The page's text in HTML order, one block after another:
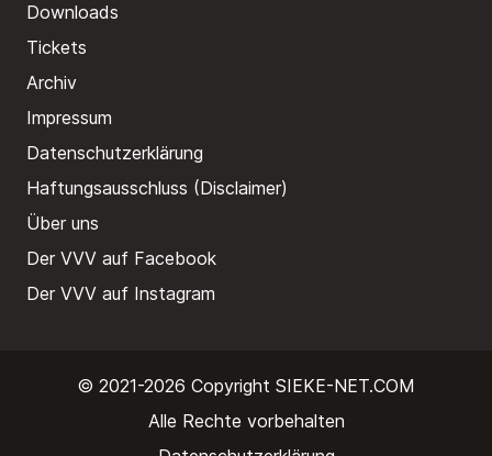
Downloads
Tickets
Archiv
Impressum
Datenschutzerklärung
Haftungsausschluss (Disclaimer)
Über uns
Der VVV auf Facebook
Der VVV auf Instagram
© 2021-2026 Copyright SIEKE-NET.COM
Alle Rechte vorbehalten